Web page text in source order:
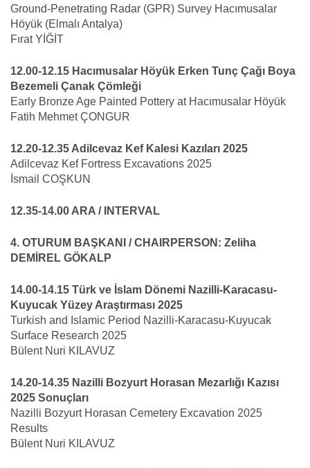
Ground-Penetrating Radar (GPR) Survey Hacımusalar
Höyük (Elmalı Antalya)
Fırat YİĞİT
12.00-12.15 Hacımusalar Höyük Erken Tunç Çağı Boya
Bezemeli Çanak Çömleği
Early Bronze Age Painted Pottery at Hacımusalar Höyük
Fatih Mehmet ÇONGUR
12.20-12.35 Adilcevaz Kef Kalesi Kazıları 2025
Adilcevaz Kef Fortress Excavations 2025
İsmail COŞKUN
12.35-14.00 ARA / INTERVAL
4. OTURUM BAŞKANI / CHAIRPERSON: Zeliha
DEMİREL GÖKALP
14.00-14.15 Türk ve İslam Dönemi Nazilli-Karacasu-
Kuyucak Yüzey Araştırması 2025
Turkish and Islamic Period Nazilli-Karacasu-Kuyucak
Surface Research 2025
Bülent Nuri KILAVUZ
14.20-14.35 Nazilli Bozyurt Horasan Mezarlığı Kazısı
2025 Sonuçları
Nazilli Bozyurt Horasan Cemetery Excavation 2025
Results
Bülent Nuri KILAVUZ